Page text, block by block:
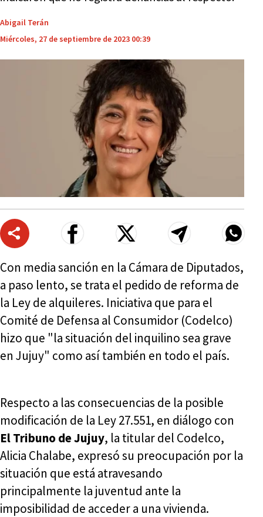
Abigail Terán
Miércoles, 27 de septiembre de 2023 00:39
Con media sanción en la Cámara de Diputados,
a paso lento, se trata el pedido de reforma de
la Ley de alquileres. Iniciativa que para el
Comité de Defensa al Consumidor (Codelco)
hizo que "la situación del inquilino sea grave
en Jujuy" como así también en todo el país.
Respecto a las consecuencias de la posible
modificación de la Ley 27.551, en diálogo con
El Tribuno de Jujuy, la titular del Codelco,
Alicia Chalabe, expresó su preocupación por la
situación que está atravesando
principalmente la juventud ante la
imposibilidad de acceder a una vivienda.